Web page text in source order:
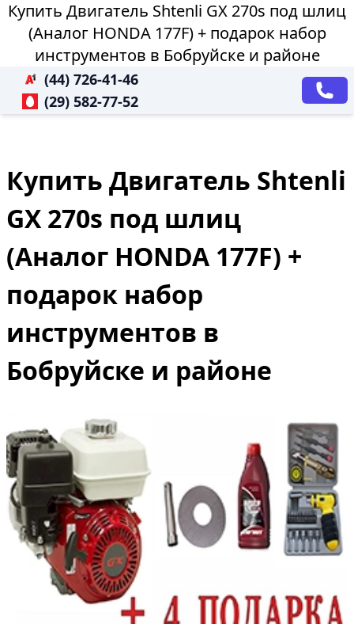
Купить Двигатель Shtenli GX 270s под шлиц
(Аналог HONDA 177F) + подарок набор
инструментов в Бобруйске и районе
(44) 726-41-46
(29) 582-77-52
Купить Двигатель Shtenli
GX 270s под шлиц
(Аналог HONDA 177F) +
подарок набор
инструментов в
Бобруйске и районе